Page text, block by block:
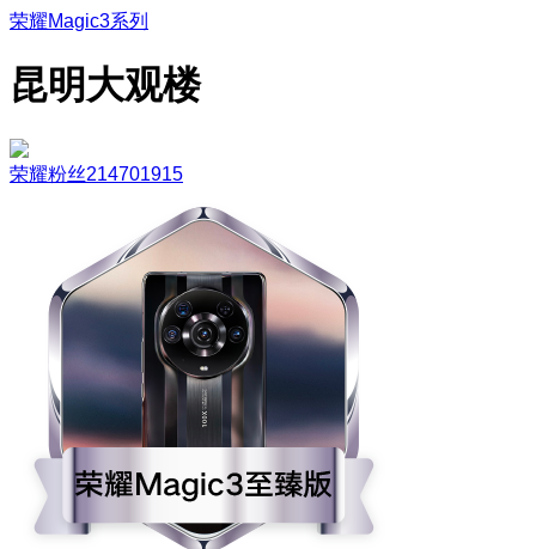
荣耀Magic3系列
昆明大观楼
荣耀粉丝214701915